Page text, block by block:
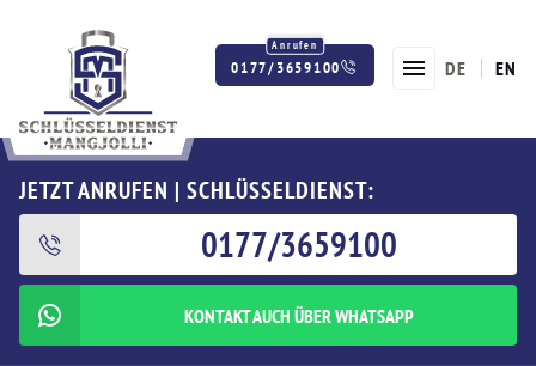
0177/3659100 DE EN
JETZT ANRUFEN | SCHLÜSSELDIENST:
0177/3659100
KONTAKT AUCH ÜBER WHATSAPP